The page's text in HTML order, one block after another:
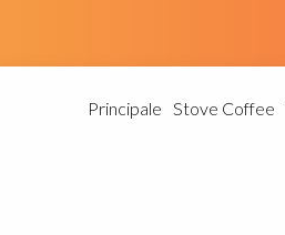
Principale Stove Coffee